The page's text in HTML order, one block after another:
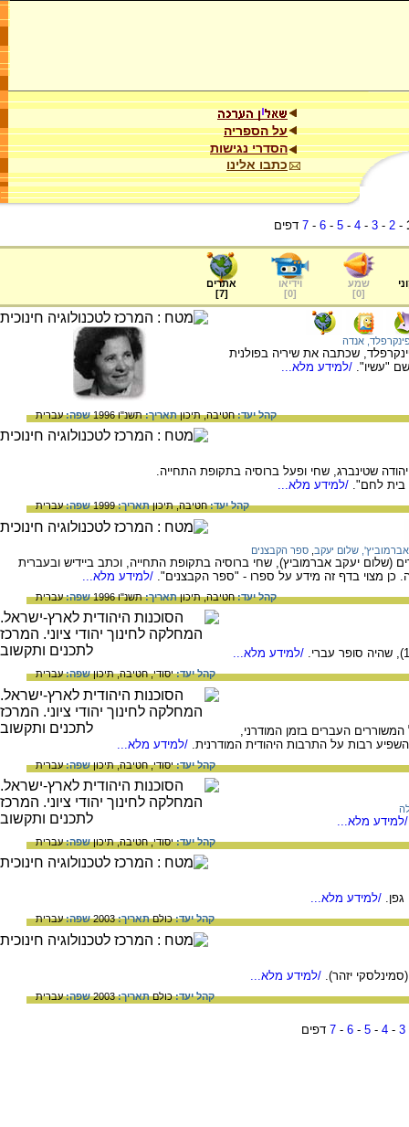
על הספריה
הסדרי נגישות
כתבו אלינו
-
2
-
3
-
4
-
5
-
6
-
7 דפים
שמע
[
0
]
וידיאו
[
0
]
אתרים
[
7
]
אנדה
שכתבה את שיריה בפולנית
"עשיו". /למידע מלא...
קהל יעד:חטיבה,תיכוןתאריך:תשנ"ו 1996 שפה:עברית
שטינברג, שחי ופעל ברוסיה בתקופת התחייה.
בית לחם". /למידע מלא...
קהל יעד:חטיבה,תיכוןתאריך:1999 שפה:עברית
אברמוביץ', שלום יעקב ספר הקבצנים
(שלום יעקב אברמוביץ), שחי ברוסיה בתקופת התחייה, וכתב ביידיש ובעברית
כן מצוי בדף זה מידע על ספרו - "ספר הקבצנים". /למידע מלא...
קהל יעד:חטיבה,תיכוןתאריך:תשנ"ו 1996 שפה:עברית
/למידע מלא...
קהל יעד:יסודי,חטיבה,תיכוןשפה:עברית
(1873-1934)שהיה גדול המשוררים העברים בזמן המודרני,
רבות על התרבות היהודית המודרנית. /למידע מלא...
קהל יעד:יסודי,חטיבה,תיכוןשפה:עברית
מלא...
קהל יעד:יסודי,חטיבה,תיכוןשפה:עברית
/למידע מלא...
קהל יעד:כולםתאריך:2003 שפה:עברית
יזהר). /למידע מלא...
קהל יעד:כולםתאריך:2003 שפה:עברית
3
-
4
-
5
-
6
-
7 דפים